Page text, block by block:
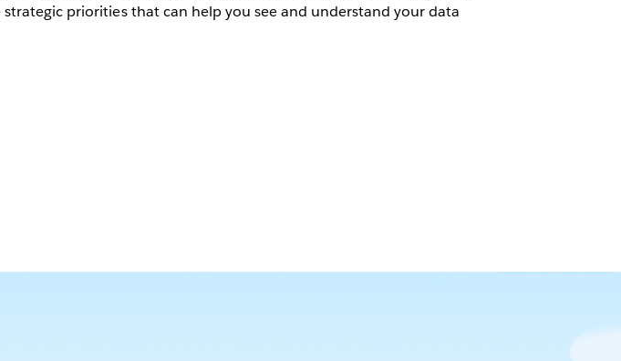
priorities that can help you see and understand your data